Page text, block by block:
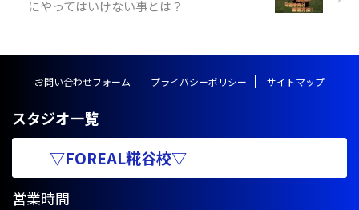
プリング https://y ...
にやってはいけない事とは？
お問い合わせフォーム プライバシーポリシー サイトマップ
スタジオ一覧
▽FOREAL糀谷校▽
営業時間